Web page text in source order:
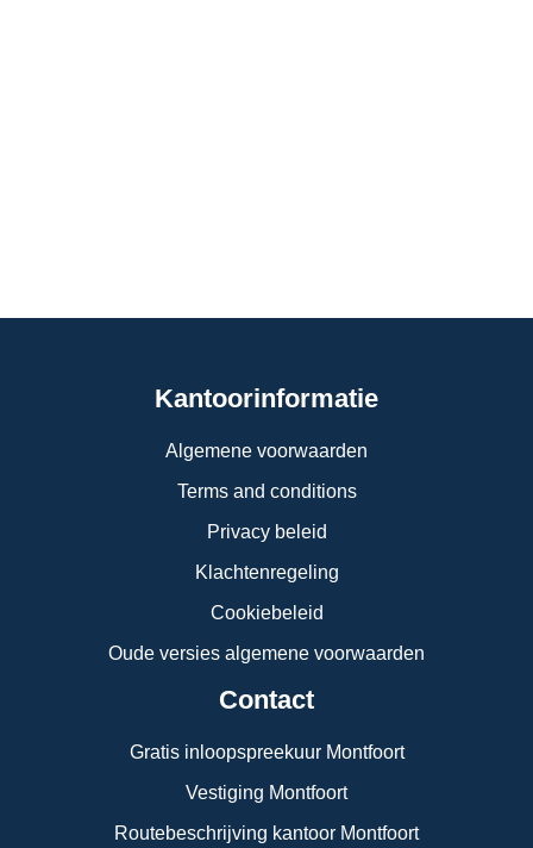
Kantoorinformatie
Algemene voorwaarden
Terms and conditions
Privacy beleid
Klachtenregeling
Cookiebeleid
Oude versies algemene voorwaarden
Contact
Gratis inloopspreekuur Montfoort
Vestiging Montfoort
Routebeschrijving kantoor Montfoort